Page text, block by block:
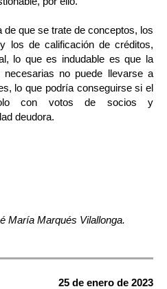
que se trate de conceptos, los
los de calificación de créditos,
lo que es indudable es que la
no puede llevarse a
lo que podría conseguirse si el
con votos de socios y
deudora.
María Marqués Vilallonga.
25 de enero de 2023